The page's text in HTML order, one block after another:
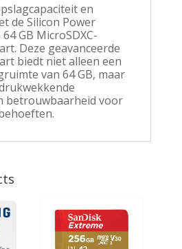
en
de Silicon Power
GB MicroSDXC-
Deze geavanceerde
biedt niet alleen een
van 64 GB, maar
betrouwbaarheid voor